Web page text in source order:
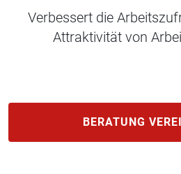
Verbessert die
Attraktivität von
BERATUNG